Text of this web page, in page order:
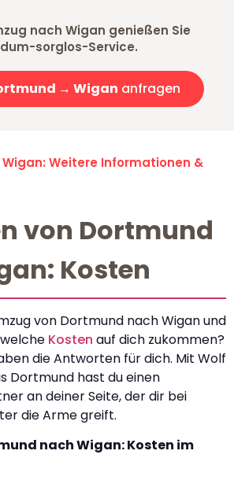
nach Wigan genießen Sie
sorglos-Service.
→ Wigan anfragen
Weitere Informationen &
von Dortmund
Kosten
von Dortmund nach Wigan und
Kosten auf dich zukommen?
die Antworten für dich. Mit Wolf
Dortmund hast du einen
an deiner Seite, der dir bei
die Arme greift.
nach Wigan: Kosten im